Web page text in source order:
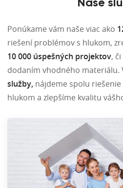
Naše
Ponúkame vám naše viac ako
riešení problémov s hlukom,
10 000 úspešných projektov,
dodaním vhodného materiálu.
služby, nájdeme spolu
hlukom a zlepšíme kvalitu